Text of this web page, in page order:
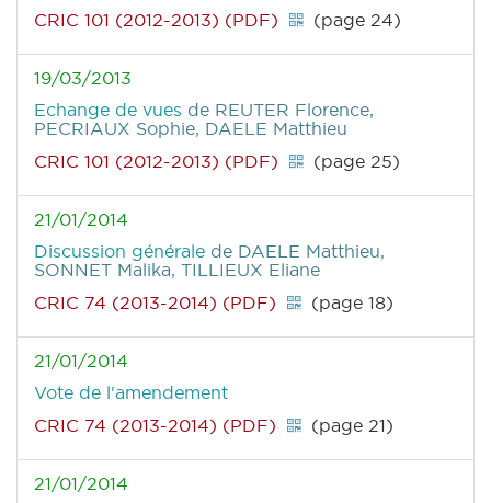
CRIC 101 (2012-2013) (PDF)
(page 24)
19/03/2013
Echange de vues de REUTER Florence,
PECRIAUX Sophie, DAELE Matthieu
CRIC 101 (2012-2013) (PDF)
(page 25)
21/01/2014
Discussion générale de DAELE Matthieu,
SONNET Malika, TILLIEUX Eliane
CRIC 74 (2013-2014) (PDF)
(page 18)
21/01/2014
Vote de l'amendement
CRIC 74 (2013-2014) (PDF)
(page 21)
21/01/2014